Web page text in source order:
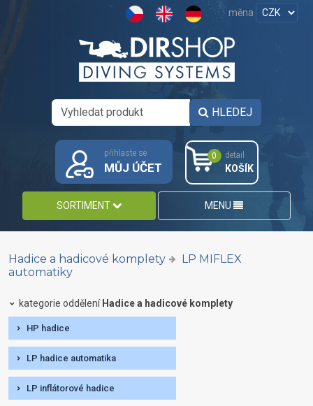
měna
HLEDEJ
přihlaste se
MŮJ ÚČET
0 detail
KOŠÍK
SORTIMENT MENU
Hadice a hadicové komplety
LP MIFLEX
automatiky
kategorie oddělení Hadice a hadicové komplety
HP hadice
LP hadice automatika
LP inflátorové hadice